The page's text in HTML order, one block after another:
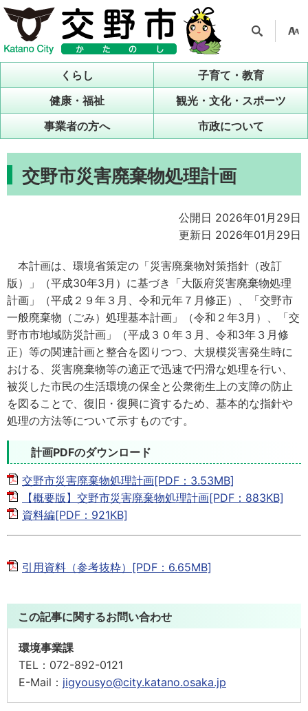
ル
くらし
子育て・教育
健康・福祉
観光・文化・スポーツ
事業者の方へ
市政について
交野市災害廃棄物処理計画
公開日 2026年01月29日
更新日 2026年01月29日
本計画は、環境省策定の「災害廃棄物対策指針（改訂
版）」（平成30年3月）に基づき「大阪府災害廃棄物処理
計画」（平成２９年３月、令和元年７月修正）、「交野市
一般廃棄物（ごみ）処理基本計画」（令和２年3月）、「交
野市市地域防災計画」（平成３０年３月、令和3年３月修
正）等の関連計画と整合を図りつつ、大規模災害発生時に
おける、災害廃棄物等の適正で迅速で円滑な処理を行い、
被災した市民の生活環境の保全と公衆衛生上の支障の防止
を図ることで、復旧・復興に資するため、基本的な指針や
処理の方法等について示すものです。
計画PDFのダウンロード
交野市災害廃棄物処理計画[PDF：3.53MB]
【概要版】交野市災害廃棄物処理計画[PDF：883KB]
資料編[PDF：921KB]
引用資料（参考抜粋）[PDF：6.65MB]
この記事に関するお問い合わせ
環境事業課
TEL： 072-892-0121
E-Mail： jigyousyo@city.katano.osaka.jp